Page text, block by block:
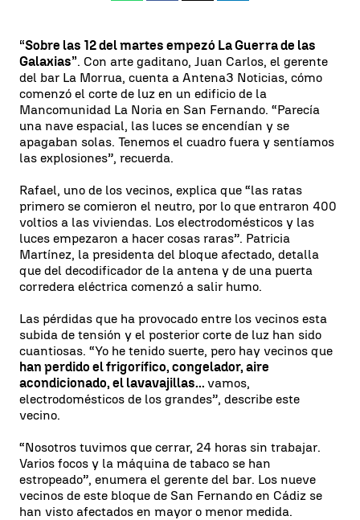
“Sobre las 12 del martes empezó La Guerra de las
Galaxias”. Con arte gaditano, Juan Carlos, el gerente
del bar La Morrua, cuenta a Antena3 Noticias, cómo
comenzó el corte de luz en un edificio de la
Mancomunidad La Noria en San Fernando. “Parecía
una nave espacial, las luces se encendían y se
apagaban solas. Tenemos el cuadro fuera y sentíamos
las explosiones”, recuerda.
Rafael, uno de los vecinos, explica que “las ratas
primero se comieron el neutro, por lo que entraron 400
voltios a las viviendas. Los electrodomésticos y las
luces empezaron a hacer cosas raras”. Patricia
Martínez, la presidenta del bloque afectado, detalla
que del decodificador de la antena y de una puerta
corredera eléctrica comenzó a salir humo.
Las pérdidas que ha provocado entre los vecinos esta
subida de tensión y el posterior corte de luz han sido
cuantiosas. “Yo he tenido suerte, pero hay vecinos que
han perdido el frigorífico, congelador, aire
acondicionado, el lavavajillas... vamos,
electrodomésticos de los grandes”, describe este
vecino.
“Nosotros tuvimos que cerrar, 24 horas sin trabajar.
Varios focos y la máquina de tabaco se han
estropeado”, enumera el gerente del bar. Los nueve
vecinos de este bloque de San Fernando en Cádiz se
han visto afectados en mayor o menor medida.